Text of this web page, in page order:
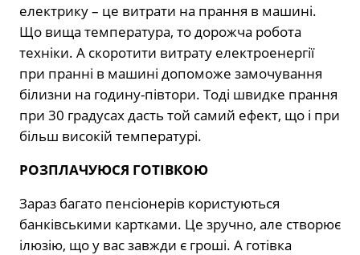
електрику – це витрати на прання в машині.
Що вища температура, то дорожча робота
техніки. А скоротити витрату електроенергії
при пранні в машині допоможе замочування
білизни на годину-півтори. Тоді швидке прання
при 30 градусах дасть той самий ефект, що і при
більш високій температурі.
РОЗПЛАЧУЮСЯ ГОТІВКОЮ
Зараз багато пенсіонерів користуються
банківськими картками. Це зручно, але створює
ілюзію, що у вас завжди є гроші. А готівка